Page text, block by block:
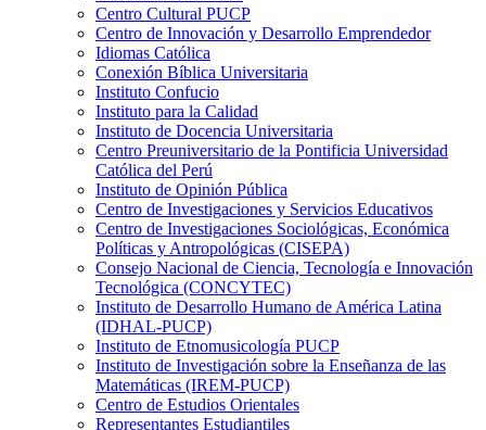
Centro Cultural PUCP
Centro de Innovación y Desarrollo Emprendedor
Idiomas Católica
Conexión Bíblica Universitaria
Instituto Confucio
Instituto para la Calidad
Instituto de Docencia Universitaria
Centro Preuniversitario de la Pontificia Universidad
Católica del Perú
Instituto de Opinión Pública
Centro de Investigaciones y Servicios Educativos
Centro de Investigaciones Sociológicas, Económica
Políticas y Antropológicas (CISEPA)
Consejo Nacional de Ciencia, Tecnología e Innovación
Tecnológica (CONCYTEC)
Instituto de Desarrollo Humano de América Latina
(IDHAL-PUCP)
Instituto de Etnomusicología PUCP
Instituto de Investigación sobre la Enseñanza de las
Matemáticas (IREM-PUCP)
Centro de Estudios Orientales
Representantes Estudiantiles